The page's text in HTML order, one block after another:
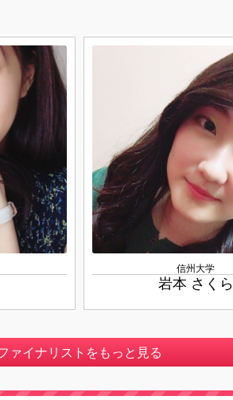
信州大学
岩本 さくら
ァイナリストをもっと見る